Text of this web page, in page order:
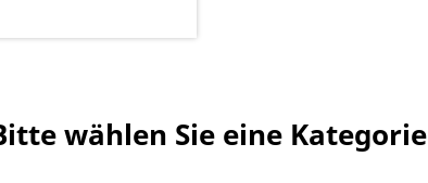
wählen Sie eine Kategorie